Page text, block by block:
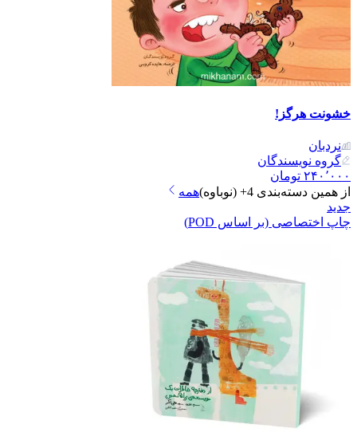
خشونت هرگز!
نردبان
گروه نویسندگان
۲۴۰٬۰۰۰ تومان
از همین دسته‌بندی 4+ (نوباوه)
همه
جدید
چاپ اختصاصی (بر اساس POD)